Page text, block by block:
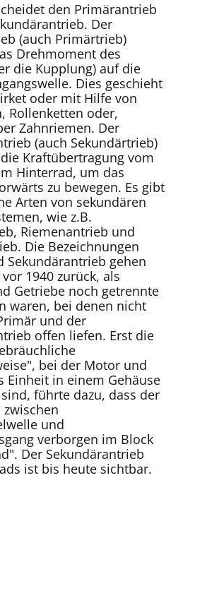
den Primärantrieb
Der
(auch Primärtrieb)
Drehmoment des
die Kupplung) auf die
Dies geschieht
oder mit Hilfe von
Rollenketten oder,
Zahnriemen. Der
(auch Sekundärtrieb)
Kraftübertragung vom
Hinterrad, um das
zu bewegen. Es gibt
Arten von sekundären
wie z.B.
Riemenantrieb und
Die Bezeichnungen
Sekundärantrieb gehen
1940 zurück, als
Getriebe noch getrennte
waren, bei denen nicht
und der
offen liefen. Erst die
bei der Motor und
Einheit in einem Gehäuse
führte dazu, dass der
und
verborgen im Block
Der Sekundärantrieb
ist bis heute sichtbar.